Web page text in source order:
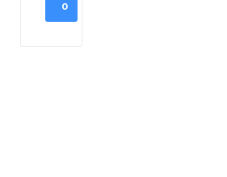
O